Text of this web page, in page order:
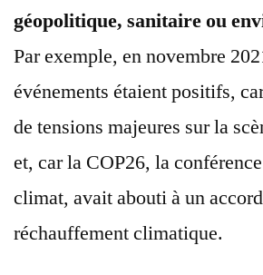
géopolitique, sanitaire ou
Par exemple, en novembre
événements étaient positifs,
de tensions majeures sur la
et, car la COP26, la
climat, avait abouti à un
réchauffement climatique.